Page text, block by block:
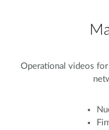
Operational videos for